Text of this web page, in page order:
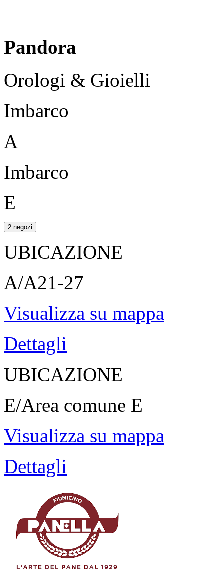
Pandora
Orologi & Gioielli
Imbarco
A
Imbarco
E
2 negozi
UBICAZIONE
A/A21-27
Visualizza su mappa
Dettagli
UBICAZIONE
E/Area comune E
Visualizza su mappa
Dettagli